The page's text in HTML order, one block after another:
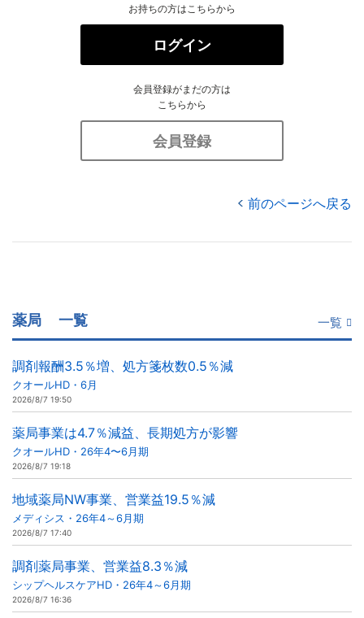
お持ちの方はこちらから
ログイン
会員登録がまだの方は
こちらから
会員登録
前のページへ戻る
薬局 一覧 一覧
調剤報酬3.5％増、処方箋枚数0.5％減
クオールHD・6月
2026/8/7 19:50
薬局事業は4.7％減益、長期処方が影響
クオールHD・26年4〜6月期
2026/8/7 19:18
地域薬局NW事業、営業益19.5％減
メディシス・26年4～6月期
2026/8/7 17:40
調剤薬局事業、営業益8.3％減
シップヘルスケアHD・26年4～6月期
2026/8/7 16:36